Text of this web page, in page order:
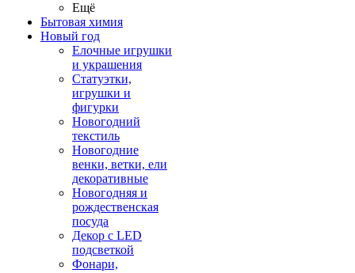
Ещё
Бытовая химия
Новый год
Елочные игрушки
и украшения
Статуэтки,
игрушки и
фигурки
Новогодний
текстиль
Новогодние
венки, ветки, ели
декоративные
Новогодняя и
рождественская
посуда
Декор с LED
подсветкой
Фонари,